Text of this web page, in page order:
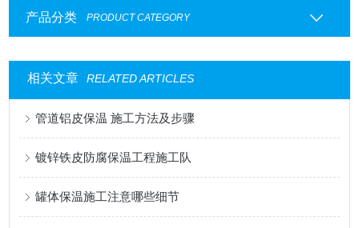
产品分类 PRODUCT CATEGORY
相关文章 RELATED ARTICLES
管道铝皮保温 施工方法及步骤
镀锌铁皮防腐保温工程施工队
罐体保温施工注意哪些细节